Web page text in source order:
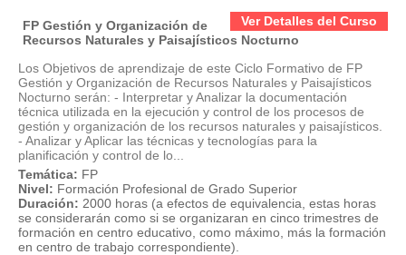
Ver Detalles del Curso
FP Gestión y Organización de
Recursos Naturales y Paisajísticos Nocturno
Los Objetivos de aprendizaje de este Ciclo Formativo de FP
Gestión y Organización de Recursos Naturales y Paisajísticos
Nocturno serán: - Interpretar y Analizar la documentación
técnica utilizada en la ejecución y control de los procesos de
gestión y organización de los recursos naturales y paisajísticos.
- Analizar y Aplicar las técnicas y tecnologías para la
planificación y control de lo...
Temática: FP
Nivel: Formación Profesional de Grado Superior
Duración: 2000 horas (a efectos de equivalencia, estas horas
se considerarán como si se organizaran en cinco trimestres de
formación en centro educativo, como máximo, más la formación
en centro de trabajo correspondiente).